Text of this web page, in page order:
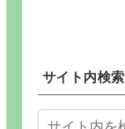
サイト内検索